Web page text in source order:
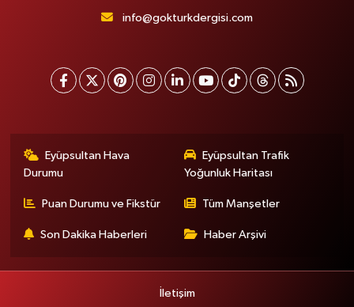
info@gokturkdergisi.com
Eyüpsultan Hava
Durumu
Eyüpsultan Trafik
Yoğunluk Haritası
Puan Durumu ve Fikstür Tüm Manşetler
Son Dakika Haberleri Haber Arşivi
İletişim